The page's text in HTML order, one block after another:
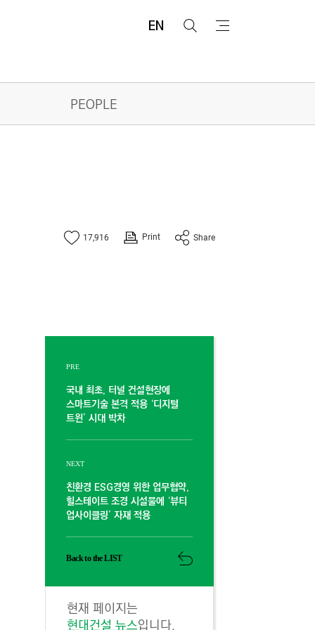
EN
검
PEOPLE
17,916 Print Share
PRE
국내 최초, 터널 건설현장에
스마트기술 본격 적용 ‘디지털
트윈’ 시대 박차
NEXT
친환경 ESG경영 위한 업무협약,
힐스테이트 조경 시설물에 ‘뷰티
업사이클링’ 자재 적용
Back to the LIST
현재 페이지는
현대건설 뉴스입니다.